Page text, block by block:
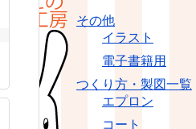
その他
イラスト
電子書籍用
つくり方・製図一覧
エプロン
コート